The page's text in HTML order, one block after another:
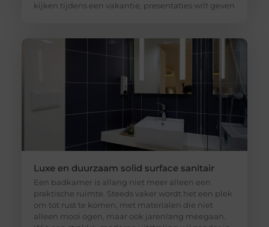
kijken tijdens een vakantie, presentaties wilt geven
Luxe en duurzaam solid surface sanitair
Een badkamer is allang niet meer alleen een
praktische ruimte. Steeds vaker wordt het een plek
om tot rust te komen, met materialen die niet
alleen mooi ogen, maar ook jarenlang meegaan.